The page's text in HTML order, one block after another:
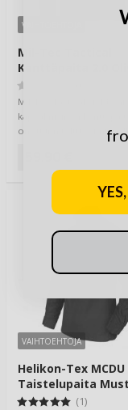
VAIHTOEHTOJA
Mil-Tec Tactical
Kenttäpaita 2.0
Mil-Tec Tactical Field
kapealinjainen
on suunniteltu
VAIHTOEHTOJA
Helikon-Tex MCDU
Taistelupaita
(1)